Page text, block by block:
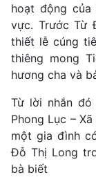
hoạt động
vực. Trước Từ
thiết lễ cúng
thiêng mong
hương cha và
Từ lời nhắn
Phong Lục –
một gia đình
Đỗ Thị Long
bà biết